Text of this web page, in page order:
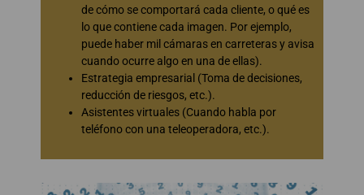
de cómo se comportará cada cliente, o qué es
lo que contiene cada imagen. Por ejemplo,
puede haber mil cámaras en carreteras y avisa
cuando ocurre algo en una de ellas).
Estrategia empresarial (Toma de decisiones,
reducción de riesgos, etc.).
Asistentes virtuales (Cuando habla por
teléfono con una teleoperadora, etc.).